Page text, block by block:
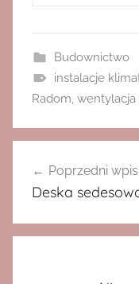
Budownictwo
instalacje
Radom wentylacja
wpisu
Poprzedni wpis
Deska